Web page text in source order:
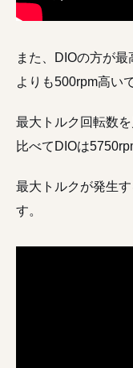
また、DIOの方が
よりも500rpm高い
最大トルク回転数
比べてDIOは
最大トルクが発生
す。